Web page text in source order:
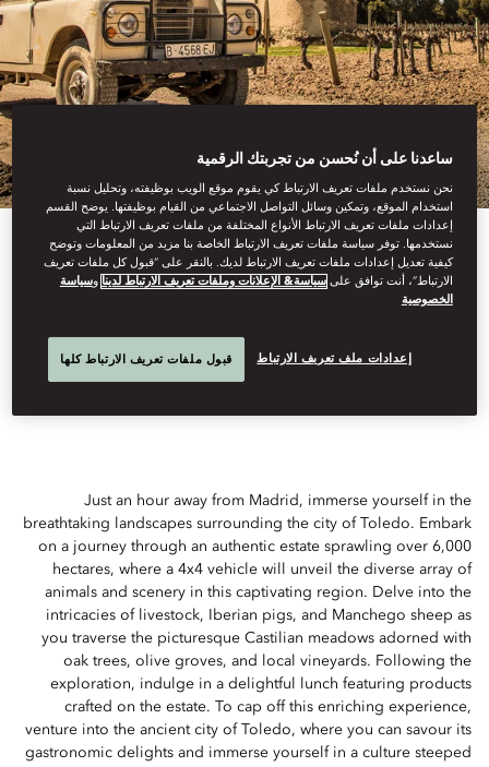
View All
TOLEDO FARM
EXPERIENCE 4X4
Just an hour away from Madrid, immerse yourself in the
breathtaking landscapes surrounding the city of Toledo. Embark
on a journey through an authentic estate sprawling over 6,000
hectares, where a 4x4 vehicle will unveil the diverse array of
animals and scenery in this captivating region. Delve into the
intricacies of livestock, Iberian pigs, and Manchego sheep as
you traverse the picturesque Castilian meadows adorned with
oak trees, olive groves, and local vineyards. Following the
exploration, indulge in a delightful lunch featuring products
crafted on the estate. To cap off this enriching experience,
venture into the ancient city of Toledo, where you can savour its
gastronomic delights and immerse yourself in a culture steeped
ساعدنا على أن نُحسن من تجربتك الرقمية
نحن نستخدم ملفات تعريف الارتباط كي يقوم موقع الويب بوظيفته، وتحليل نسبة
استخدام الموقع، وتمكين وسائل التواصل الاجتماعي من القيام بوظيفتها. يوضح القسم
إعدادات ملفات تعريف الارتباط الأنواع المختلفة من ملفات تعريف الارتباط التي
نستخدمها. توفر سياسة ملفات تعريف الارتباط الخاصة بنا مزيد من المعلومات وتوضح
كيفية تعديل إعدادات ملفات تعريف الارتباط لديك. بالنقر على “قبول كل ملفات تعريف
الارتباط”، أنت توافق علىسياسة& الإعلانات وملفات تعريف الارتباط لدينا وسياسة
الخصوصية
إعدادات ملف تعريف الارتباط قبول ملفات تعريف الارتباط كلها